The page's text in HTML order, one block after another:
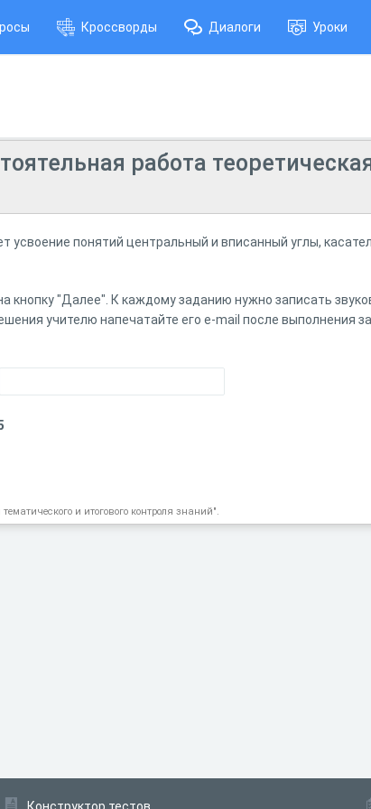
Кроссворды Диалоги Уроки
работа
усвоение понятий центральный и вписанный углы,
кнопку "Далее". К каждому заданию нужно записать
учителю напечатайте его e-mail после выполнения
и итогового контроля знаний".